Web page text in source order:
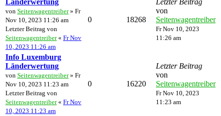
von Seitenwagentreiber» Fr
Nov 10, 2023 11:26 am
Letzter Beitrag von
Seitenwagentreiber« Fr Nov
10, 2023 11:26 am
0 18268
von
Seitenwagentreiber
Fr Nov 10, 2023
11:26 am
Info Luxemburg
Länderwertung
von Seitenwagentreiber» Fr
Nov 10, 2023 11:23 am
Letzter Beitrag von
Seitenwagentreiber« Fr Nov
10, 2023 11:23 am
0 16220
Letzter Beitrag
von
Seitenwagentreiber
Fr Nov 10, 2023
11:23 am